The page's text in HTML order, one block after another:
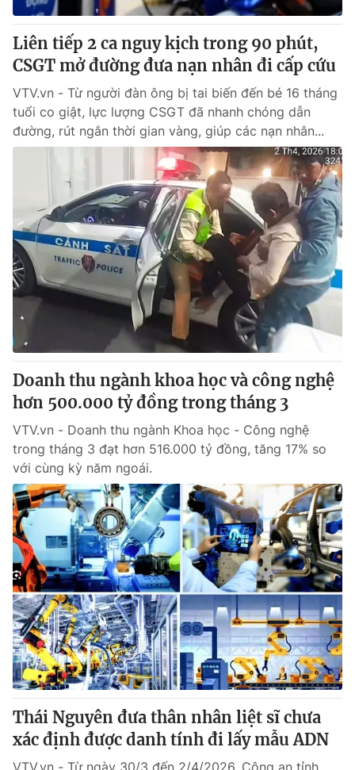
Liên tiếp 2 ca nguy kịch trong 90 phút,
CSGT mở đường đưa nạn nhân đi cấp cứu
VTV.vn - Từ người đàn ông bị tai biến đến bé 16 tháng
tuổi co giật, lực lượng CSGT đã nhanh chóng dẫn
đường, rút ngắn thời gian vàng, giúp các nạn nhân...
Doanh thu ngành khoa học và công nghệ
hơn 500.000 tỷ đồng trong tháng 3
VTV.vn - Doanh thu ngành Khoa học - Công nghệ
trong tháng 3 đạt hơn 516.000 tỷ đồng, tăng 17% so
với cùng kỳ năm ngoái.
Thái Nguyên đưa thân nhân liệt sĩ chưa
xác định được danh tính đi lấy mẫu ADN
VTV.vn - Từ ngày 30/3 đến 2/4/2026, Công an tỉnh